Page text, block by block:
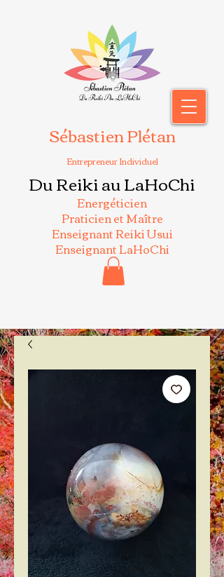
Sébastien Plétan
Entrepreneur Individuel
Du Reiki au LaHoChi
Energéticien
Praticien et Maître
Enseignant Reiki Usui
Enseignant LaHoChi